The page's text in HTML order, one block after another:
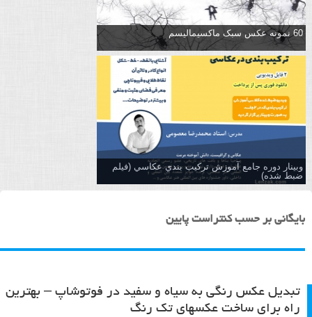
60 نمونه عکس سبک ماکسیمالیسم
وبینار دوره جامع آموزش تركيب بندي عكاسي (فیلم
ضبط شده)
بایگانی بر حسب کنتراست پایین
تبدیل عکس رنگی به سیاه و سفید در فوتوشاپ – بهترین
راه برای ساخت عکسهای تک رنگ